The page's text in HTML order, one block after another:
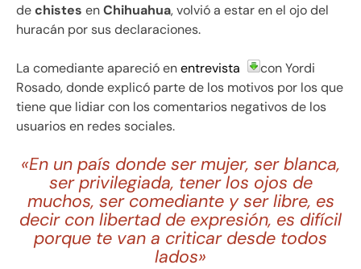
dechistes enChihuahua, volvió a estar en el ojo del
huracán por sus declaraciones.
La comediante apareció enentrevista
con Yordi
Rosado, donde explicó parte de los motivos por los que
tiene que lidiar con los comentarios negativos de los
usuarios en redes sociales.
«En un país donde ser mujer, ser blanca,
ser privilegiada, tener los ojos de
muchos, ser comediante y ser libre, es
decir con libertad de expresión, es difícil
porque te van a criticar desde todos
lados»